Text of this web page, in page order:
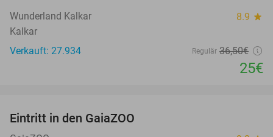
Wunderland Kalkar 8.9 star
Kalkar
Verkauft: 27.934
Regulär 36,50€
25€
Eintritt in den GaiaZOO